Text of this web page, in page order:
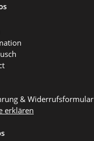
& Widerrufsformular
erklären